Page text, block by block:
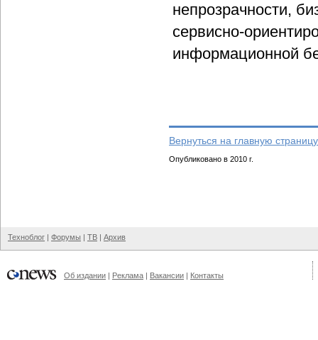
непрозрачности,
сервисно-
информационной
Вернуться на главную
Опубликовано в 2010 г.
Техноблог | Форумы | ТВ | Архив
Об издании | Реклама | Вакансии | Контакты